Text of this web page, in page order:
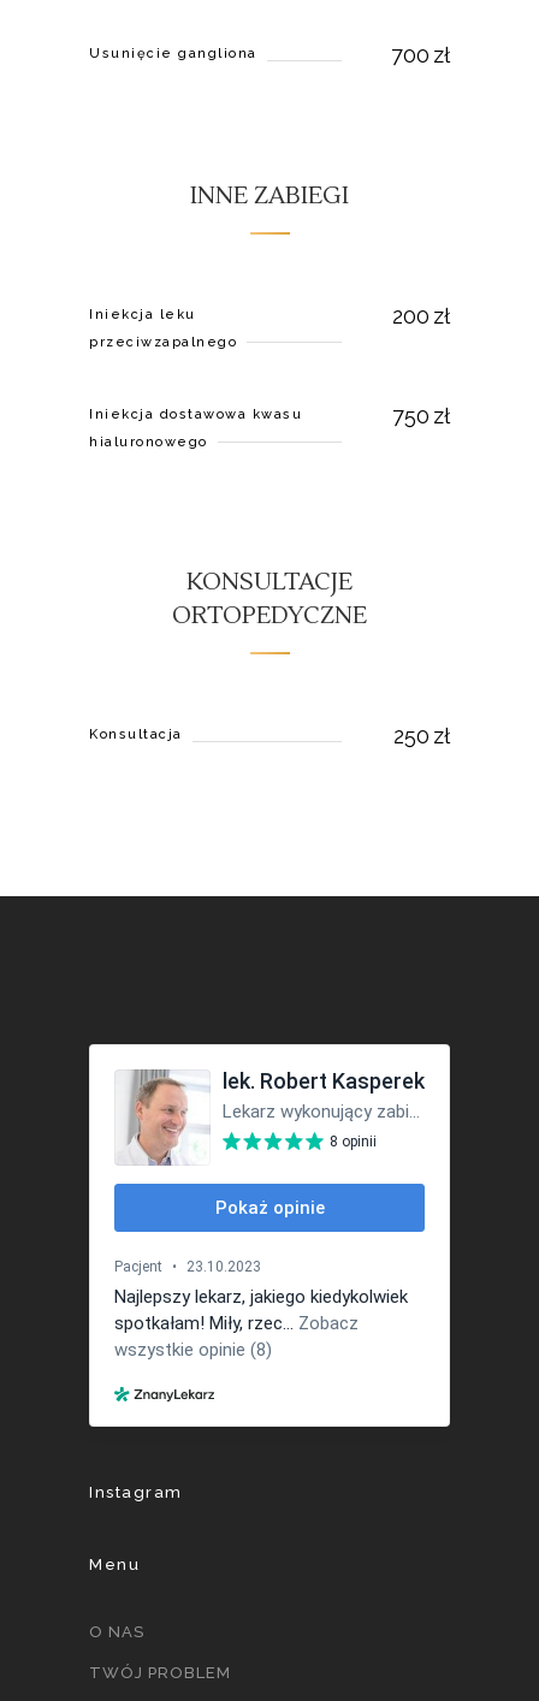
Usunięcie gangliona 700 zł
INNE ZABIEGI
Iniekcja leku
przeciwzapalnego
200 zł
Iniekcja dostawowa kwasu
hialuronowego
750 zł
KONSULTACJE
ORTOPEDYCZNE
Konsultacja 250 zł
Instagram
Menu
O NAS
TWÓJ PROBLEM